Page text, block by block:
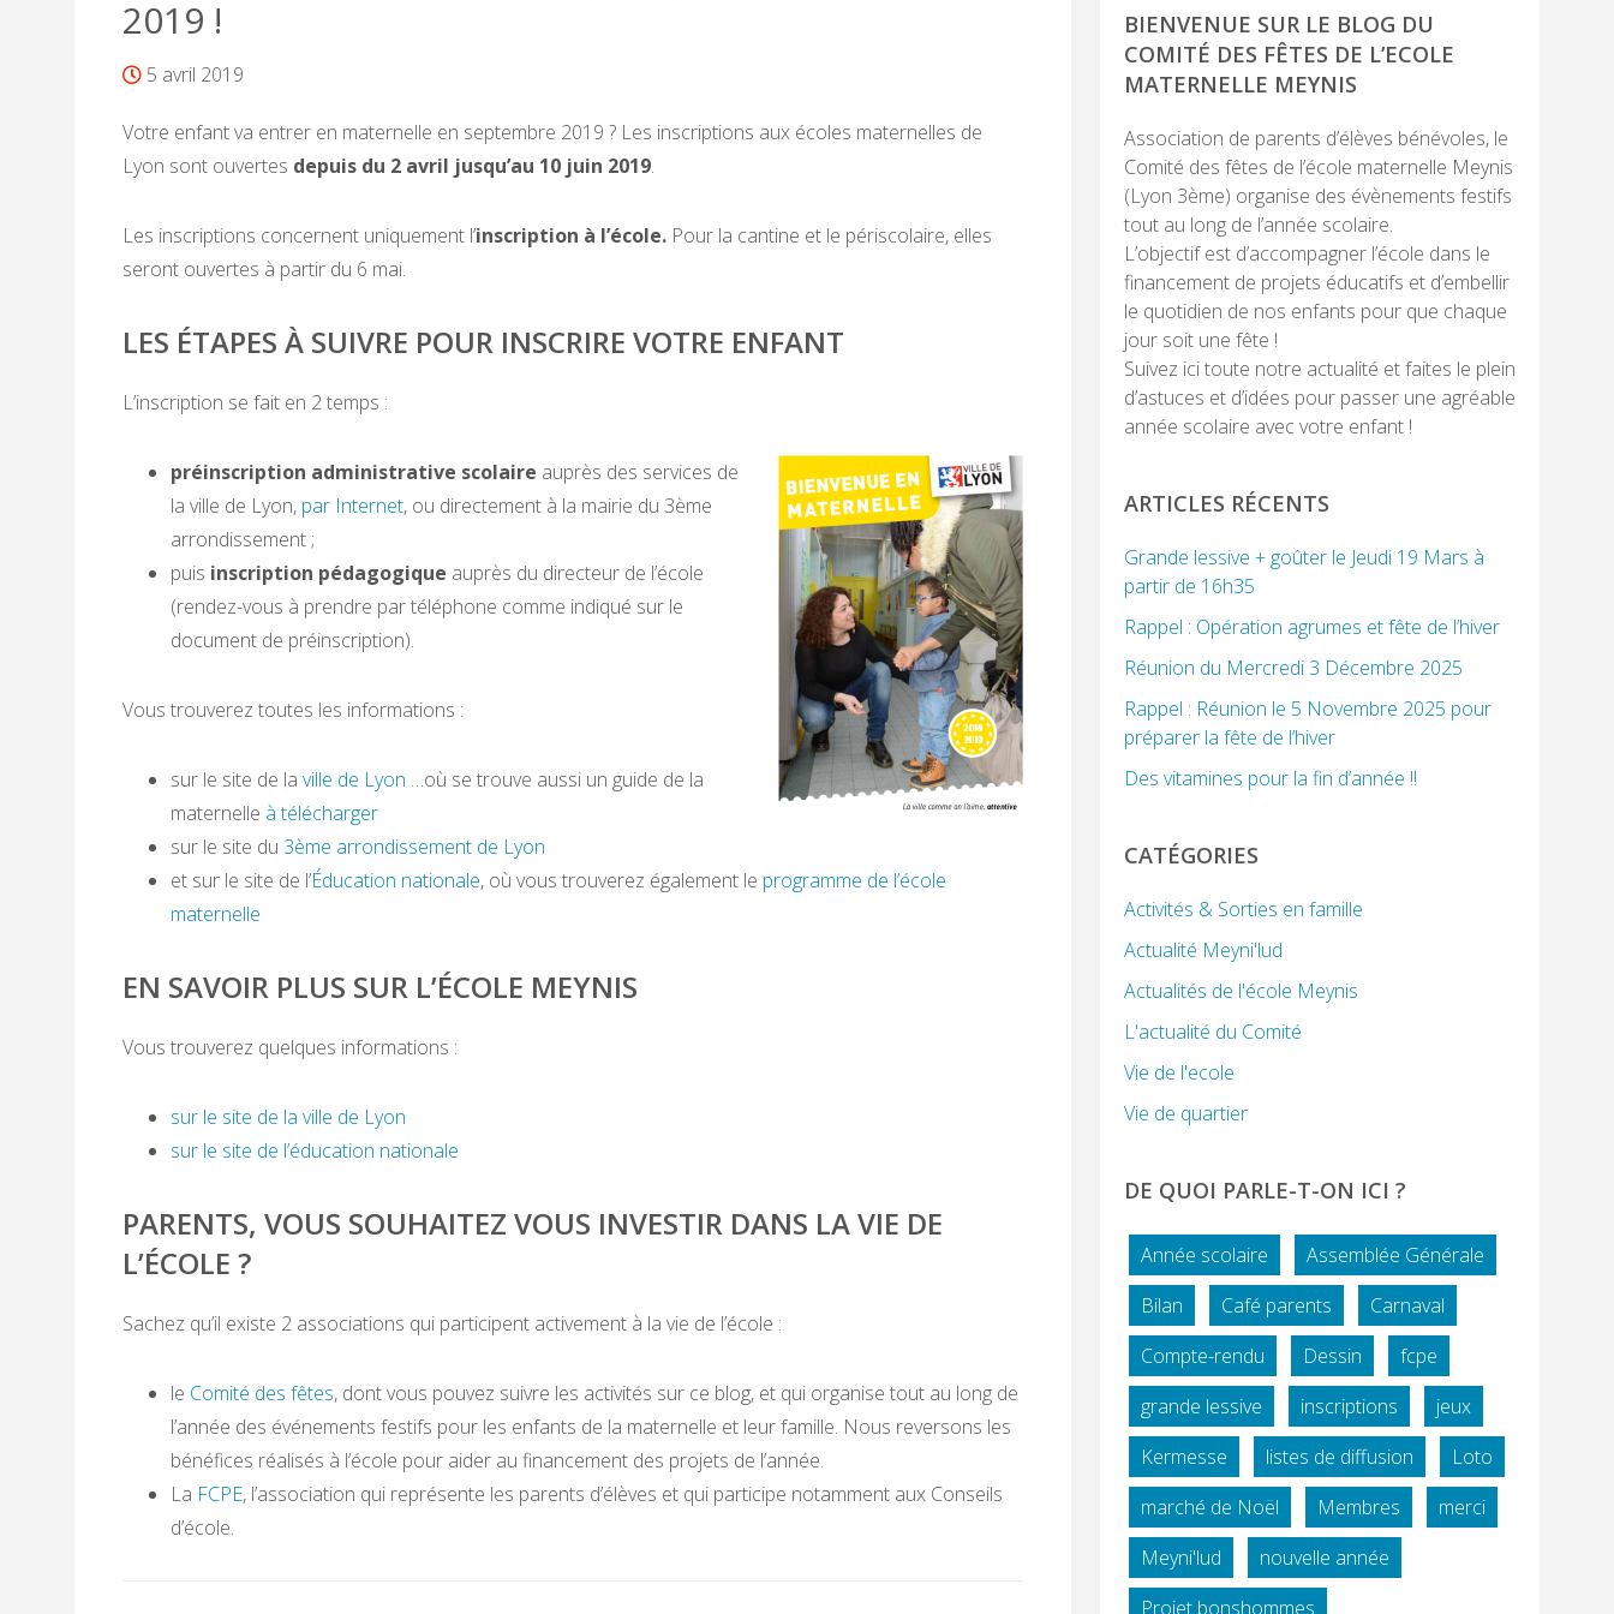
2019 !
5 avril 2019
Votre enfant va entrer en maternelle en septembre 2019 ? Les inscriptions aux écoles maternelles de
Lyon sont ouvertes depuis du 2 avril jusqu’au 10 juin 2019.
Les inscriptions concernent uniquement l’inscription à l’école. Pour la cantine et le périscolaire, elles
seront ouvertes à partir du 6 mai.
LES ÉTAPES À SUIVRE POUR INSCRIRE VOTRE ENFANT
L’inscription se fait en 2 temps :
préinscription administrative scolaire auprès des services de
la ville de Lyon, par Internet, ou directement à la mairie du 3ème
arrondissement ;
puis inscription pédagogique auprès du directeur de l’école
(rendez-vous à prendre par téléphone comme indiqué sur le
document de préinscription).
Vous trouverez toutes les informations :
sur le site de la ville de Lyon …où se trouve aussi un guide de la
maternelle à télécharger
sur le site du 3ème arrondissement de Lyon
et sur le site de l’Éducation nationale, où vous trouverez également le programme de l’école
maternelle
EN SAVOIR PLUS SUR L’ÉCOLE MEYNIS
Vous trouverez quelques informations :
sur le site de la ville de Lyon
sur le site de l’éducation nationale
PARENTS, VOUS SOUHAITEZ VOUS INVESTIR DANS LA VIE DE
L’ÉCOLE ?
Sachez qu’il existe 2 associations qui participent activement à la vie de l’école :
le Comité des fêtes, dont vous pouvez suivre les activités sur ce blog, et qui organise tout au long de
l’année des événements festifs pour les enfants de la maternelle et leur famille. Nous reversons les
bénéfices réalisés à l’école pour aider au financement des projets de l’année.
La FCPE, l’association qui représente les parents d’élèves et qui participe notamment aux Conseils
d’école.
PRINCIPALE
BIENVENUE SUR LE BLOG DU
COMITÉ DES FÊTES DE L’ECOLE
MATERNELLE MEYNIS
Association de parents d’élèves bénévoles, le
Comité des fêtes de l’école maternelle Meynis
(Lyon 3ème) organise des évènements festifs
tout au long de l’année scolaire.
L’objectif est d’accompagner l’école dans le
financement de projets éducatifs et d’embellir
le quotidien de nos enfants pour que chaque
jour soit une fête !
Suivez ici toute notre actualité et faites le plein
d’astuces et d’idées pour passer une agréable
année scolaire avec votre enfant !
ARTICLES RÉCENTS
Grande lessive + goûter le Jeudi 19 Mars à
partir de 16h35
Rappel : Opération agrumes et fête de l’hiver
Réunion du Mercredi 3 Décembre 2025
Rappel : Réunion le 5 Novembre 2025 pour
préparer la fête de l’hiver
Des vitamines pour la fin d’année !!
CATÉGORIES
Activités & Sorties en famille
Actualité Meyni'lud
Actualités de l'école Meynis
L'actualité du Comité
Vie de l'ecole
Vie de quartier
DE QUOI PARLE-T-ON ICI ?
Année scolaire
Assemblée Générale
Bilan
Café parents
Carnaval
Compte-rendu
Dessin
fcpe
grande lessive
inscriptions
jeux
Kermesse
listes de diffusion
Loto
marché de Noël
Membres
merci
Meyni'lud
nouvelle année
Projet bonshommes